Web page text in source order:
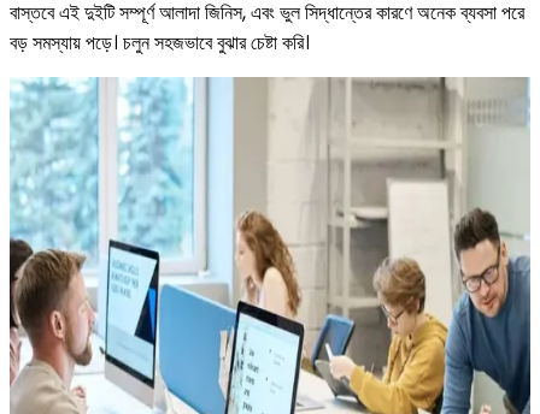
বাস্তবে এই দুইটি সম্পূর্ণ আলাদা জিনিস, এবং ভুল সিদ্ধান্তের কারণে অনেক ব্যবসা পরে
বড় সমস্যায় পড়ে। চলুন সহজভাবে বুঝার চেষ্টা করি।